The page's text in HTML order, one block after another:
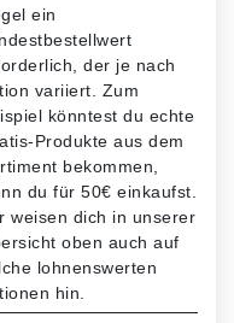
ein
der je nach
variiert. Zum
könntest du echte
Produkte aus dem
bekommen,
du für 50€ einkaufst.
weisen dich in unserer
oben auch auf
lohnenswerten
hin.